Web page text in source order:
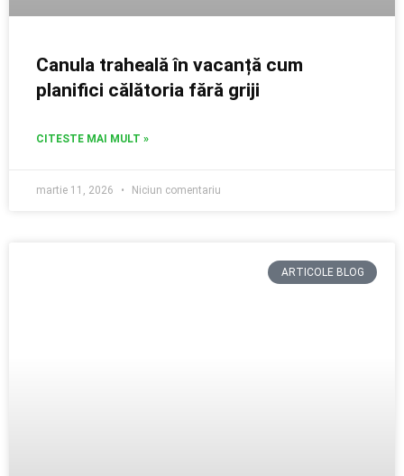
Canula traheală în vacanță cum
planifici călătoria fără griji
CITESTE MAI MULT »
martie 11, 2026 Niciun comentariu
ARTICOLE BLOG